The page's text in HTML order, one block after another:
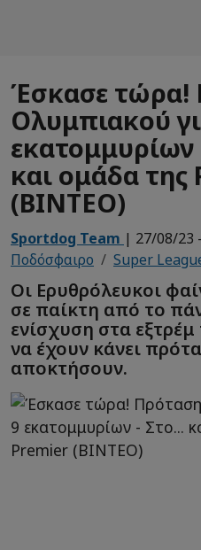
Έσκασε τώρα!
Ολυμπιακού
και ομάδα της
(ΒΙΝΤΕΟ)
Sportdog Team | 27/08/23
Ποδόσφαιρο
Super
Οι Ερυθρόλευκοι
σε παίκτη από το
ενίσχυση στα
να έχουν κάνει
αποκτήσουν.